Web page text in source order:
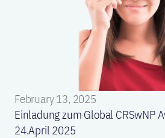
February 13, 2025
Einladung zum Global CRSwNP
24.April 2025